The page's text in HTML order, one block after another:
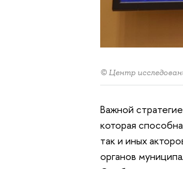
© Центр
Важной
которая
так и иных
органов